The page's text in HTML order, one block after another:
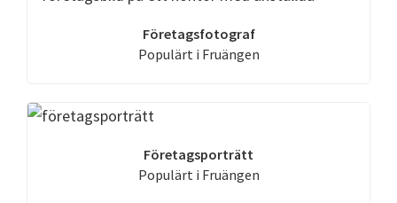
Företagsfotograf
Populärt i Fruängen
Företagsporträtt
Populärt i Fruängen